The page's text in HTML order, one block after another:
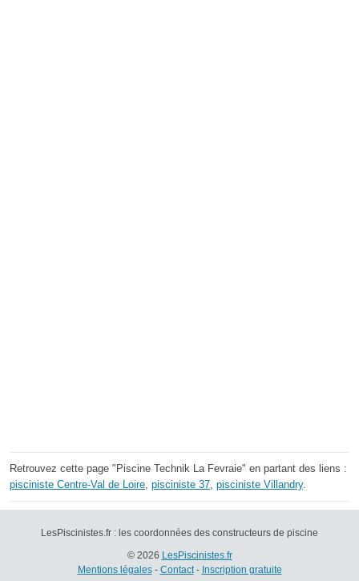
Retrouvez cette page "Piscine Technik La Fevraie" en partant des liens :
pisciniste Centre-Val de Loire, pisciniste 37, pisciniste Villandry.
LesPiscinistes.fr : les coordonnées des constructeurs de piscine
© 2026 LesPiscinistes.fr
Mentions légales- Contact- Inscription gratuite